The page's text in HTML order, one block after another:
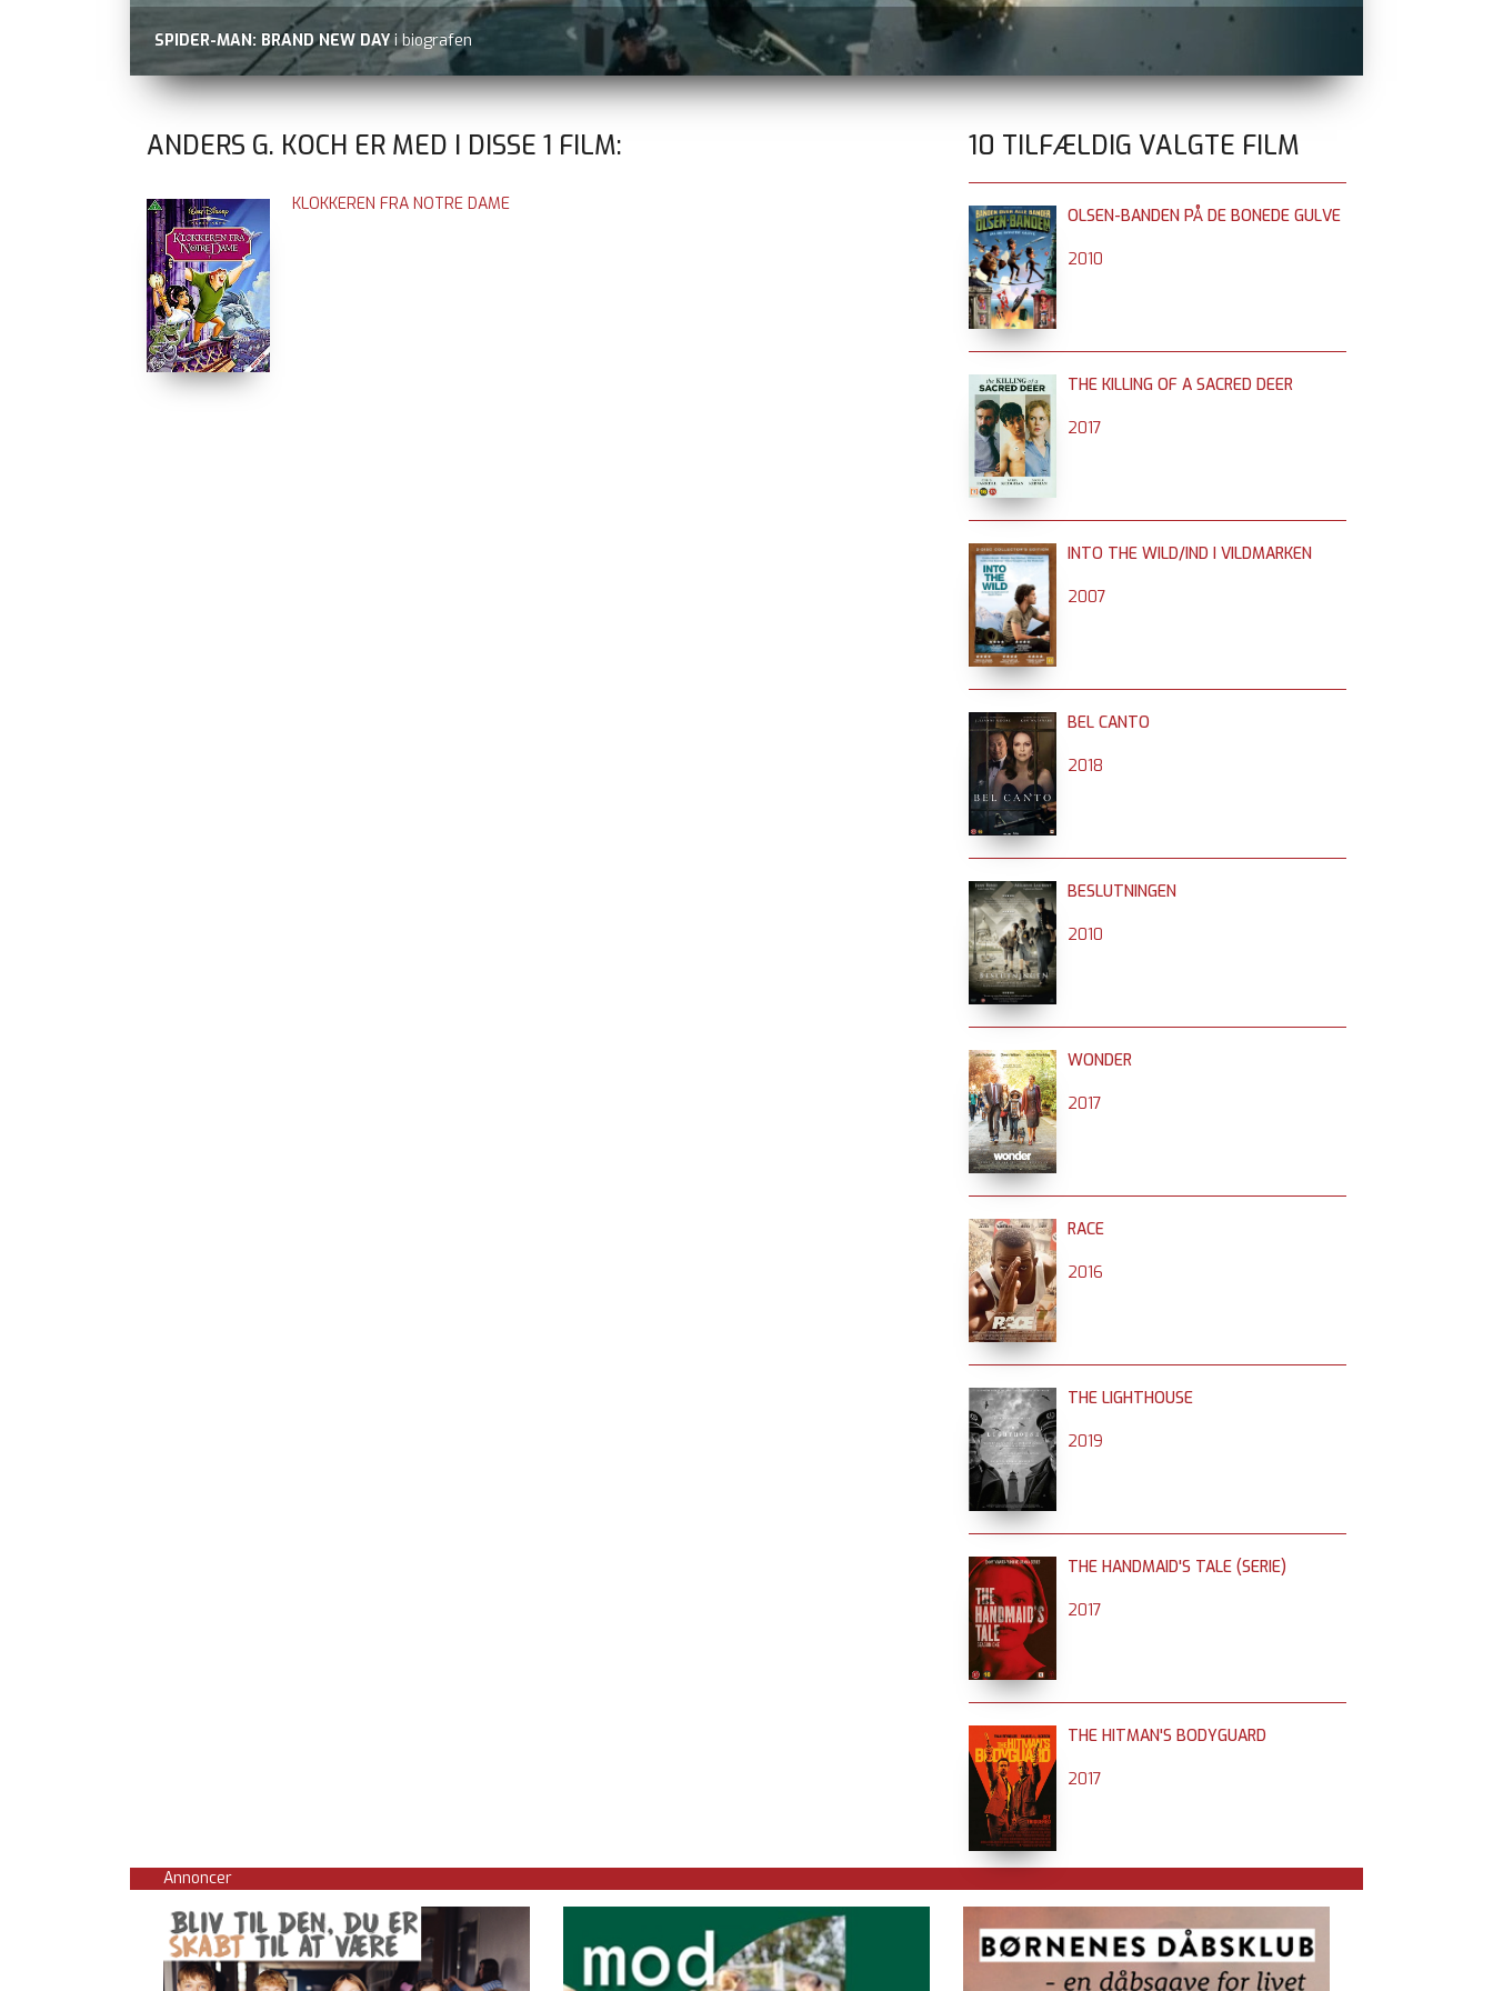
SPIDER-MAN: BRAND NEW DAY i biografen
ANDERS G. KOCH ER MED I DISSE 1 FILM:
KLOKKEREN FRA NOTRE DAME
10 TILFÆLDIG VALGTE FILM
OLSEN-BANDEN PÅ DE BONEDE GULVE
2010
THE KILLING OF A SACRED DEER
2017
INTO THE WILD/IND I VILDMARKEN
2007
BEL CANTO
2018
BESLUTNINGEN
2010
WONDER
2017
RACE
2016
THE LIGHTHOUSE
2019
THE HANDMAID'S TALE (SERIE)
2017
THE HITMAN'S BODYGUARD
2017
Annoncer